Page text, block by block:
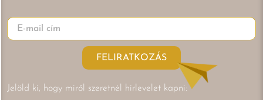
FELIRATKOZÁS
Jelöld ki, hogy miről szeretnél hírlevelet kapni: